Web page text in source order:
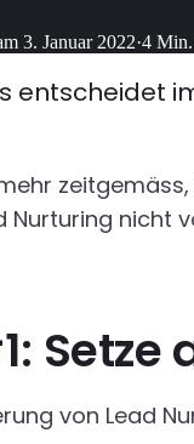
3. Januar 2022·4 Min.
von Lead